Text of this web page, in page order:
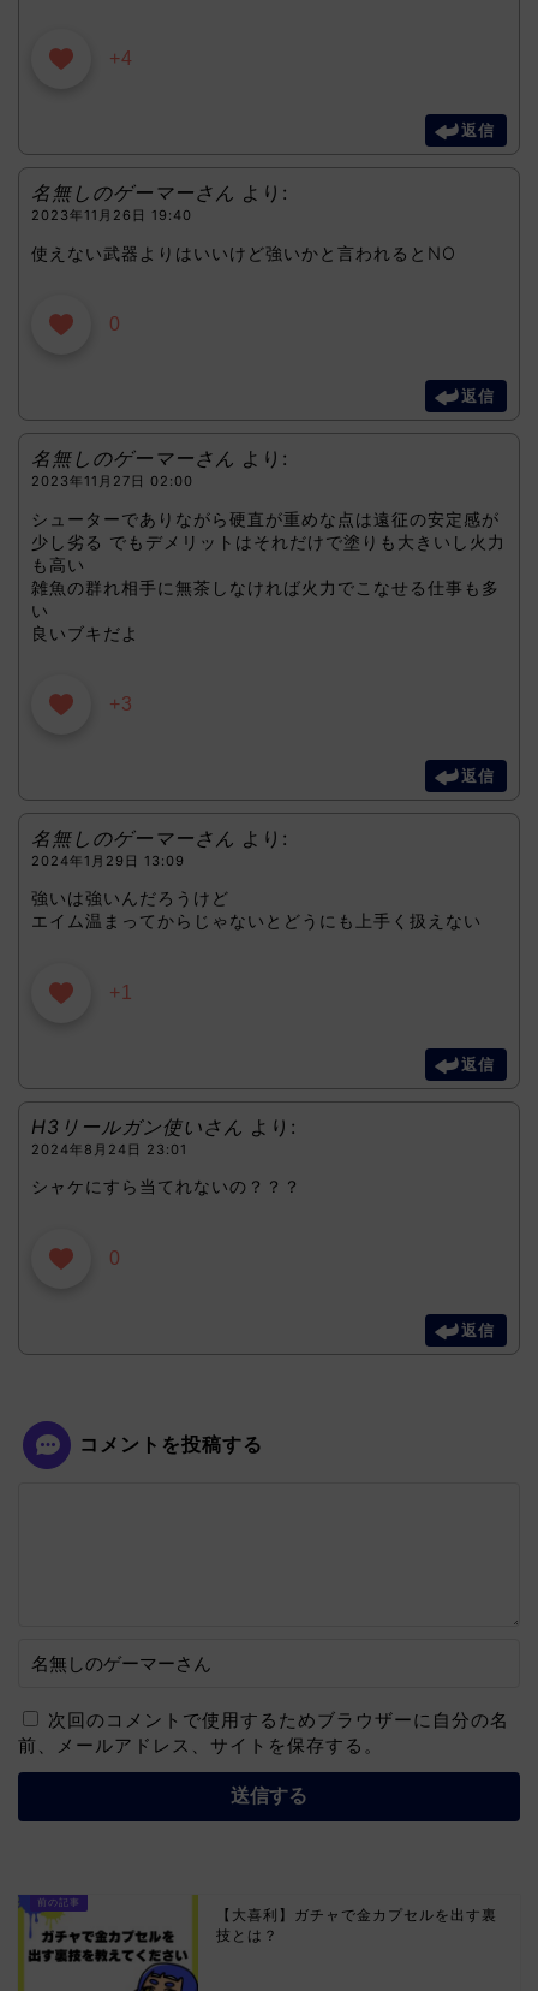
+4
返信
名無しのゲーマーさん より:
2023年11月26日 19:40
使えない武器よりはいいけど強いかと言われるとNO
0
返信
名無しのゲーマーさん より:
2023年11月27日 02:00
シューターでありながら硬直が重めな点は遠征の安定感が
少し劣る でもデメリットはそれだけで塗りも大きいし火力
も高い
雑魚の群れ相手に無茶しなければ火力でこなせる仕事も多
い
良いブキだよ
+3
返信
名無しのゲーマーさん より:
2024年1月29日 13:09
強いは強いんだろうけど
エイム温まってからじゃないとどうにも上手く扱えない
+1
返信
H3リールガン使いさん より:
2024年8月24日 23:01
シャケにすら当てれないの？？？
0
返信
コメントを投稿する
次回のコメントで使用するためブラウザーに自分の名
前、メールアドレス、サイトを保存する。
【大喜利】ガチャで金カプセルを出す裏
技とは？